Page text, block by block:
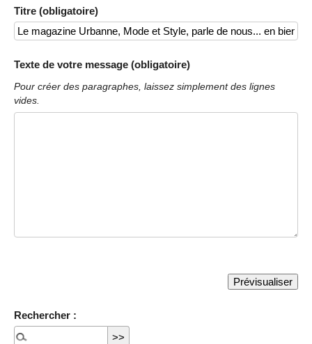
Titre (obligatoire)
Texte de votre message (obligatoire)
Pour créer des paragraphes, laissez simplement des lignes
vides.
Rechercher :